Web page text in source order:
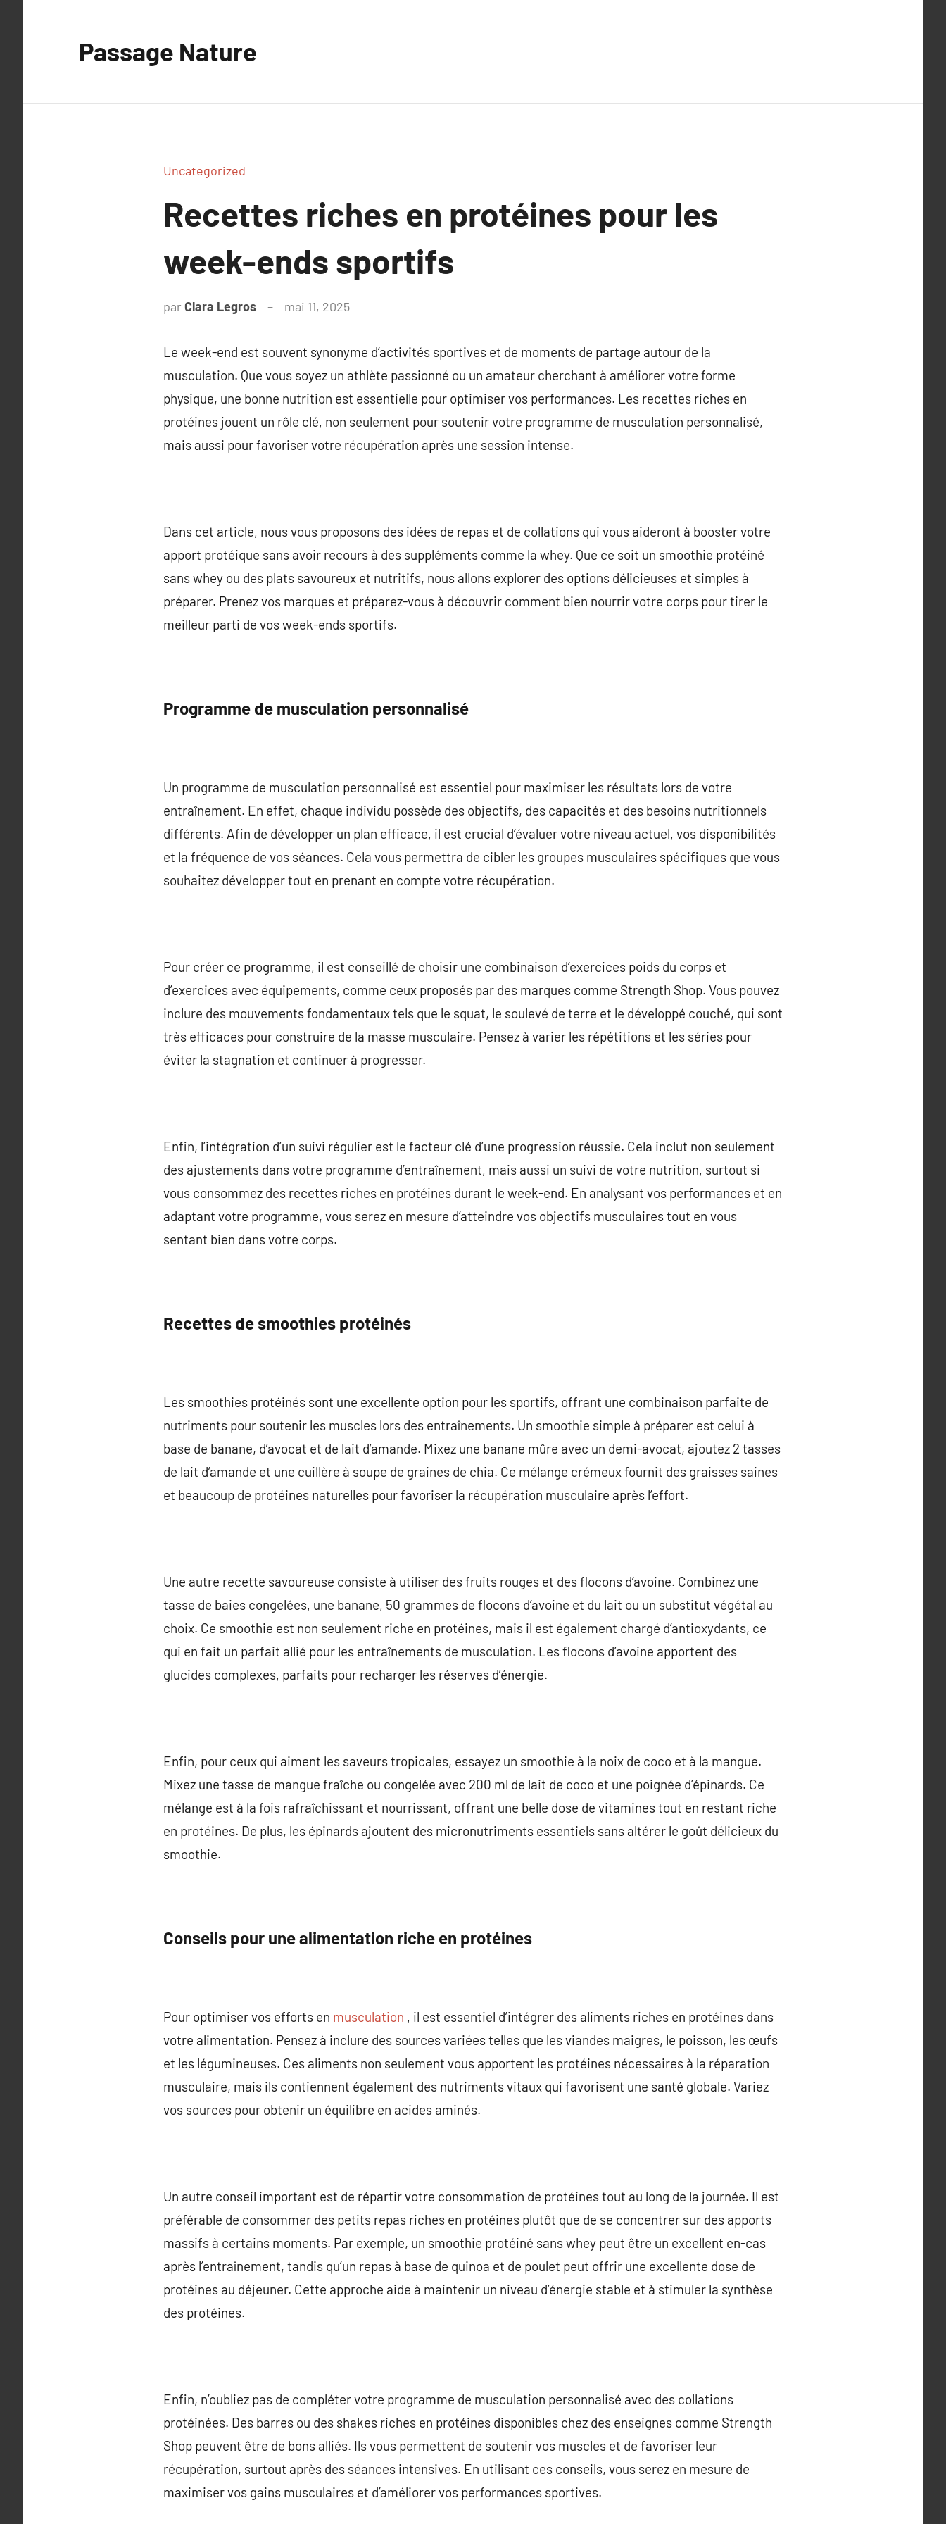
Passage Nature
Uncategorized
Recettes riches en protéines pour les
week-ends sportifs
par Clara Legros mai 11, 2025
Le week-end est souvent synonyme d’activités sportives et de moments de partage autour de la
musculation. Que vous soyez un athlète passionné ou un amateur cherchant à améliorer votre forme
physique, une bonne nutrition est essentielle pour optimiser vos performances. Les recettes riches en
protéines jouent un rôle clé, non seulement pour soutenir votre programme de musculation personnalisé,
mais aussi pour favoriser votre récupération après une session intense.
Dans cet article, nous vous proposons des idées de repas et de collations qui vous aideront à booster votre
apport protéique sans avoir recours à des suppléments comme la whey. Que ce soit un smoothie protéiné
sans whey ou des plats savoureux et nutritifs, nous allons explorer des options délicieuses et simples à
préparer. Prenez vos marques et préparez-vous à découvrir comment bien nourrir votre corps pour tirer le
meilleur parti de vos week-ends sportifs.
Programme de musculation personnalisé
Un programme de musculation personnalisé est essentiel pour maximiser les résultats lors de votre
entraînement. En effet, chaque individu possède des objectifs, des capacités et des besoins nutritionnels
différents. Afin de développer un plan efficace, il est crucial d’évaluer votre niveau actuel, vos disponibilités
et la fréquence de vos séances. Cela vous permettra de cibler les groupes musculaires spécifiques que vous
souhaitez développer tout en prenant en compte votre récupération.
Pour créer ce programme, il est conseillé de choisir une combinaison d’exercices poids du corps et
d’exercices avec équipements, comme ceux proposés par des marques comme Strength Shop. Vous pouvez
inclure des mouvements fondamentaux tels que le squat, le soulevé de terre et le développé couché, qui sont
très efficaces pour construire de la masse musculaire. Pensez à varier les répétitions et les séries pour
éviter la stagnation et continuer à progresser.
Enfin, l’intégration d’un suivi régulier est le facteur clé d’une progression réussie. Cela inclut non seulement
des ajustements dans votre programme d’entraînement, mais aussi un suivi de votre nutrition, surtout si
vous consommez des recettes riches en protéines durant le week-end. En analysant vos performances et en
adaptant votre programme, vous serez en mesure d’atteindre vos objectifs musculaires tout en vous
sentant bien dans votre corps.
Recettes de smoothies protéinés
Les smoothies protéinés sont une excellente option pour les sportifs, offrant une combinaison parfaite de
nutriments pour soutenir les muscles lors des entraînements. Un smoothie simple à préparer est celui à
base de banane, d’avocat et de lait d’amande. Mixez une banane mûre avec un demi-avocat, ajoutez 2 tasses
de lait d’amande et une cuillère à soupe de graines de chia. Ce mélange crémeux fournit des graisses saines
et beaucoup de protéines naturelles pour favoriser la récupération musculaire après l’effort.
Une autre recette savoureuse consiste à utiliser des fruits rouges et des flocons d’avoine. Combinez une
tasse de baies congelées, une banane, 50 grammes de flocons d’avoine et du lait ou un substitut végétal au
choix. Ce smoothie est non seulement riche en protéines, mais il est également chargé d’antioxydants, ce
qui en fait un parfait allié pour les entraînements de musculation. Les flocons d’avoine apportent des
glucides complexes, parfaits pour recharger les réserves d’énergie.
Enfin, pour ceux qui aiment les saveurs tropicales, essayez un smoothie à la noix de coco et à la mangue.
Mixez une tasse de mangue fraîche ou congelée avec 200 ml de lait de coco et une poignée d’épinards. Ce
mélange est à la fois rafraîchissant et nourrissant, offrant une belle dose de vitamines tout en restant riche
en protéines. De plus, les épinards ajoutent des micronutriments essentiels sans altérer le goût délicieux du
smoothie.
Conseils pour une alimentation riche en protéines
Pour optimiser vos efforts en musculation , il est essentiel d’intégrer des aliments riches en protéines dans
votre alimentation. Pensez à inclure des sources variées telles que les viandes maigres, le poisson, les œufs
et les légumineuses. Ces aliments non seulement vous apportent les protéines nécessaires à la réparation
musculaire, mais ils contiennent également des nutriments vitaux qui favorisent une santé globale. Variez
vos sources pour obtenir un équilibre en acides aminés.
Un autre conseil important est de répartir votre consommation de protéines tout au long de la journée. Il est
préférable de consommer des petits repas riches en protéines plutôt que de se concentrer sur des apports
massifs à certains moments. Par exemple, un smoothie protéiné sans whey peut être un excellent en-cas
après l’entraînement, tandis qu’un repas à base de quinoa et de poulet peut offrir une excellente dose de
protéines au déjeuner. Cette approche aide à maintenir un niveau d’énergie stable et à stimuler la synthèse
des protéines.
Enfin, n’oubliez pas de compléter votre programme de musculation personnalisé avec des collations
protéinées. Des barres ou des shakes riches en protéines disponibles chez des enseignes comme Strength
Shop peuvent être de bons alliés. Ils vous permettent de soutenir vos muscles et de favoriser leur
récupération, surtout après des séances intensives. En utilisant ces conseils, vous serez en mesure de
maximiser vos gains musculaires et d’améliorer vos performances sportives.